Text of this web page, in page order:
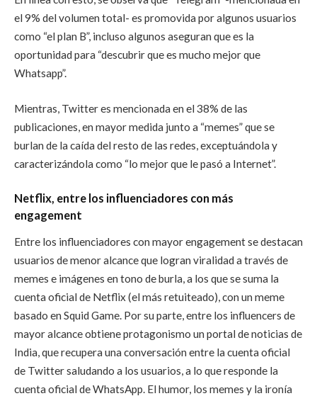
el 9% del volumen total- es promovida por algunos usuarios
como “el plan B”, incluso algunos aseguran que es la
oportunidad para “descubrir que es mucho mejor que
Whatsapp”.
Mientras, Twitter es mencionada en el 38% de las
publicaciones, en mayor medida junto a “memes” que se
burlan de la caída del resto de las redes, exceptuándola y
caracterizándola como “lo mejor que le pasó a Internet”.
Netflix, entre los influenciadores con más
engagement
Entre los influenciadores con mayor engagement se destacan
usuarios de menor alcance que logran viralidad a través de
memes e imágenes en tono de burla, a los que se suma la
cuenta oficial de Netflix (el más retuiteado), con un meme
basado en Squid Game. Por su parte, entre los influencers de
mayor alcance obtiene protagonismo un portal de noticias de
India, que recupera una conversación entre la cuenta oficial
de Twitter saludando a los usuarios, a lo que responde la
cuenta oficial de WhatsApp. El humor, los memes y la ironía